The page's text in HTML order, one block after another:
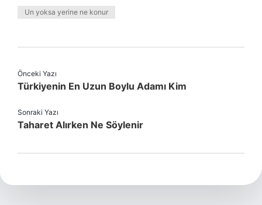
Un yoksa yerine ne konur
Önceki Yazı
Türkiyenin En Uzun Boylu Adamı Kim
Sonraki Yazı
Taharet Alırken Ne Söylenir